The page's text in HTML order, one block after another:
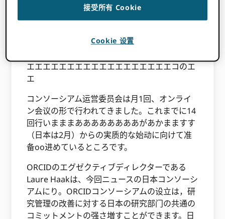
きことから、ORCIDへの理解の示していただけ
ました。そして、実质的な受け皿となるORCID
心にコンソーシアムの活动の进めていくことに
エエエエエエエエエエエエエエエエエエコのエ
エ
コンソーシアム运営委员会は月1回、オンライ
ン会议の形で行われてきました。これまでに14
回行いまままああああああああがあかまますす
（日本は2月）からの実质的な始动に向けて准
备oo进めているところです。
ORCIDのエグゼクティブディレクターである
Laure Haakは、今回ニュースの日本コンソーシ
アムにり。ORCIDコンソーシアムの设立は，研
究管理の改善に対する日本の研究部门の共通の
コミットメントの强さ増すことができます。日
接受所有 Cookie
Cookie 设置